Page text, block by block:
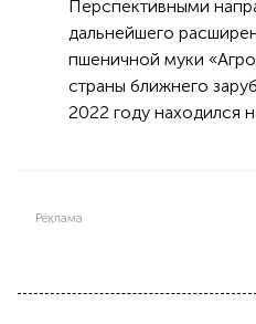
Перспективными
дальнейшего
пшеничной муки
страны ближнего
2022 году находился
Реклама